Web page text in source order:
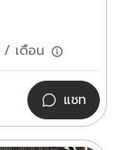
/ เดือน
แชท